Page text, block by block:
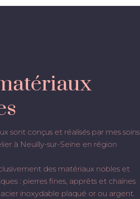
sont conçus et réalisés par mes soins
à Neuilly-sur-Seine en région
des matériaux nobles et
: pierres fines, apprêts et chaînes
inoxydable plaqué or ou argent.